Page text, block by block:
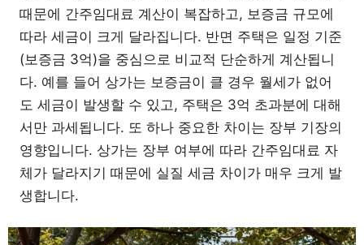
때문에 간주임대료 계산이 복잡하고, 보증금 규모에
따라 세금이 크게 달라집니다. 반면 주택은 일정 기준
(보증금 3억)을 중심으로 비교적 단순하게 계산됩니
다. 예를 들어 상가는 보증금이 클 경우 월세가 없어
도 세금이 발생할 수 있고, 주택은 3억 초과분에 대해
서만 과세됩니다. 또 하나 중요한 차이는 장부 기장의
영향입니다. 상가는 장부 여부에 따라 간주임대료 자
체가 달라지기 때문에 실질 세금 차이가 매우 크게 발
생합니다.